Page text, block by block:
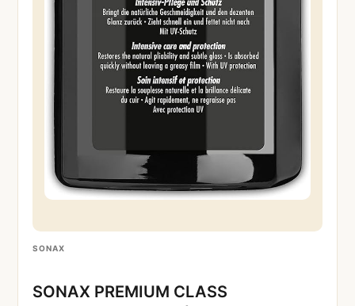
SONAX
SONAX PREMIUM CLASS